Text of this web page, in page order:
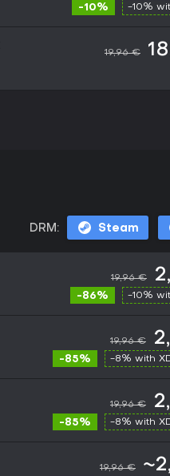
-10% -10%
19,96 €
DRM: Steam
19,96 €
-86% -10%
19,96 €
-85% -8% with
19,96 €
-85% -8% with
19,96 €